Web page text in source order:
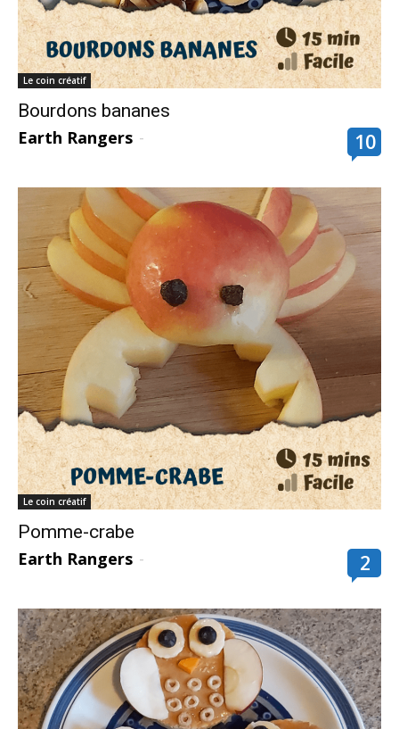
Le coin créatif
Bourdons bananes
Earth Rangers - 10
Le coin créatif
Pomme-crabe
Earth Rangers - 2